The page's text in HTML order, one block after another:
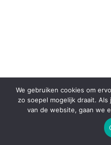
We gebruiken cookies om
zo soepel mogelijk draait.
van de website, gaan we